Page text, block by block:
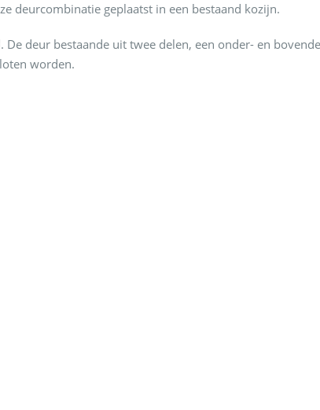
deurcombinatie geplaatst in een bestaand kozijn.
deur bestaande uit twee delen, een onder- en
worden.